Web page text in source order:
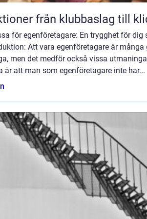
Auktioner från klubbaslag
för egenföretagare: En trygghet för dig
Att vara egenföretagare är många
men det medför också vissa
är att man som egenföretagare inte har...